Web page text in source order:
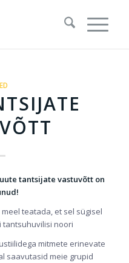
tantsijate vastuvõtt on
teatada, et sel sügisel
noori
mitmete erinevate
saavutasid meie grupid